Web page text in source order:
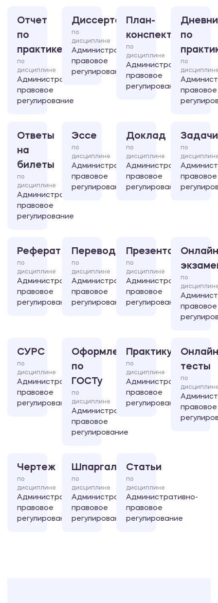
Отчет
по
практике
по
дисциплине
Административно-
правовое
регулирование
Диссертация
по
дисциплине
Административно-
правовое
регулирование
План-
конспект
по
дисциплине
Административно-
правовое
регулирование
по
по
правовое
Ответы
на
билеты
по
дисциплине
Административно-
правовое
регулирование
Эссе
по
дисциплине
Административно-
правовое
регулирование
Доклад
по
дисциплине
Административно-
правовое
регулирование
Задачи
по
правовое
Реферат
по
дисциплине
Административно-
правовое
регулирование
Перевод
по
дисциплине
Административно-
правовое
регулирование
Презентация
по
дисциплине
Административно-
правовое
регулирование
по
правовое
СУРС
по
дисциплине
Административно-
правовое
регулирование
Оформление
по
ГОСТу
по
дисциплине
Административно-
правовое
регулирование
Практикум
по
дисциплине
Административно-
правовое
регулирование
тесты
по
правовое
Чертеж
по
дисциплине
Административно-
правовое
регулирование
Шпаргалка
по
дисциплине
Административно-
правовое
регулирование
Статьи
по
дисциплине
Административно-
правовое
регулирование